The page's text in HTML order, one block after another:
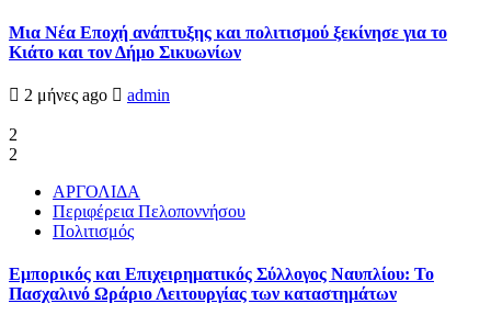
Μια Νέα Εποχή ανάπτυξης και πολιτισμού ξεκίνησε για το
Κιάτο και τον Δήμο Σικυωνίων
2 μήνες ago admin
2
2
ΑΡΓΟΛΙΔΑ
Περιφέρεια Πελοποννήσου
Πολιτισμός
Εμπορικός και Επιχειρηματικός Σύλλογος Ναυπλίου: Το
Πασχαλινό Ωράριο Λειτουργίας των καταστημάτων